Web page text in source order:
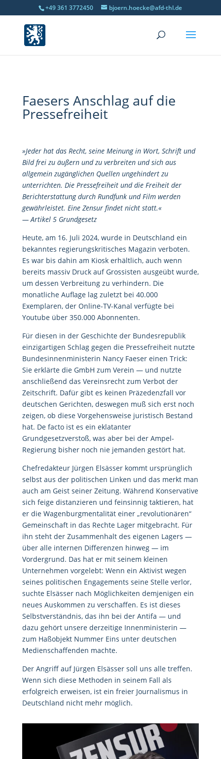
+49 361 3772450 bjoern.hoecke@afd-thl.de
Faesers Anschlag auf die
Pressefreiheit
»Jeder hat das Recht, seine Meinung in Wort, Schrift und
Bild frei zu äußern und zu verbreiten und sich aus
allgemein zugänglichen Quellen ungehindert zu
unterrichten. Die Pressefreiheit und die Freiheit der
Berichterstattung durch Rundfunk und Film werden
gewährleistet. Eine Zensur findet nicht statt.«
— Artikel 5 Grundgesetz
Heute, am 16. Juli 2024, wurde in Deutschland ein
bekanntes regierungskritisches Magazin verboten.
Es war bis dahin am Kiosk erhältlich, auch wenn
bereits massiv Druck auf Grossisten ausgeübt wurde,
um dessen Verbreitung zu verhindern. Die
monatliche Auflage lag zuletzt bei 40.000
Exemplaren, der Online-TV-Kanal verfügte bei
Youtube über 350.000 Abonnenten.
Für diesen in der Geschichte der Bundesrepublik
einzigartigen Schlag gegen die Pressefreiheit nutzte
Bundesinnenministerin Nancy Faeser einen Trick:
Sie erklärte die GmbH zum Verein — und nutzte
anschließend das Vereinsrecht zum Verbot der
Zeitschrift. Dafür gibt es keinen Präzedenzfall vor
deutschen Gerichten, deswegen muß sich erst noch
zeigen, ob diese Vorgehensweise juristisch Bestand
hat. De facto ist es ein eklatanter
Grundgesetzverstoß, was aber bei der Ampel-
Regierung bisher noch nie jemanden gestört hat.
Chefredakteur Jürgen Elsässer kommt ursprünglich
selbst aus der politischen Linken und das merkt man
auch am Geist seiner Zeitung. Während Konservative
sich feige distanzieren und feinsinnig taktieren, hat
er die Wagenburgmentalität einer „revolutionären“
Gemeinschaft in das Rechte Lager mitgebracht. Für
ihn steht der Zusammenhalt des eigenen Lagers —
über alle internen Differenzen hinweg — im
Vordergrund. Das hat er mit seinem kleinen
Unternehmen vorgelebt: Wenn ein Aktivist wegen
seines politischen Engagements seine Stelle verlor,
suchte Elsässer nach Möglichkeiten demjenigen ein
neues Auskommen zu verschaffen. Es ist dieses
Selbstverständnis, das ihn bei der Antifa — und
dazu gehört unsere derzeitige Innenministerin —
zum Haßobjekt Nummer Eins unter deutschen
Medienschaffenden machte.
Der Angriff auf Jürgen Elsässer soll uns alle treffen.
Wenn sich diese Methoden in seinem Fall als
erfolgreich erweisen, ist ein freier Journalismus in
Deutschland nicht mehr möglich.